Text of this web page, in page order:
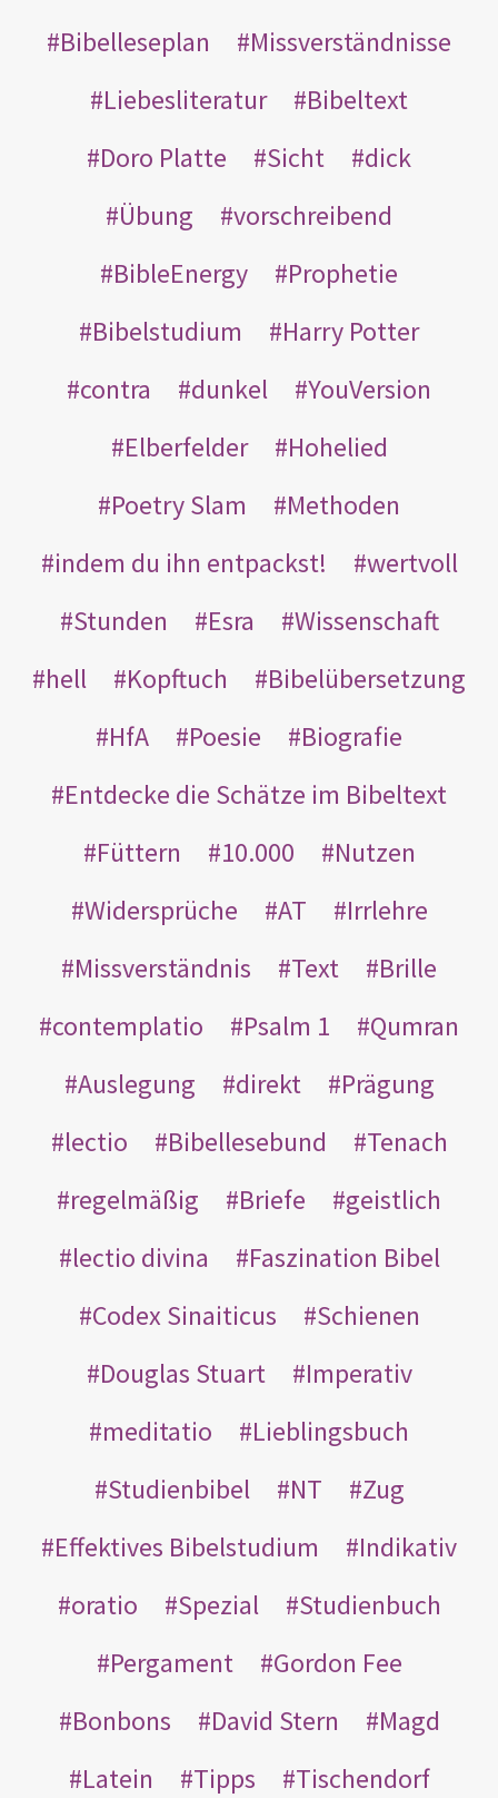
Bibelleseplan
Missverständnisse
Liebesliteratur
Bibeltext
Doro Platte
Sicht
dick
Übung
vorschreibend
BibleEnergy
Prophetie
Bibelstudium
Harry Potter
contra
dunkel
YouVersion
Elberfelder
Hohelied
Poetry Slam
Methoden
indem du ihn entpackst!
wertvoll
Stunden
Esra
Wissenschaft
hell
Kopftuch
Bibelübersetzung
HfA
Poesie
Biografie
Entdecke die Schätze im Bibeltext
Füttern
10.000
Nutzen
Widersprüche
AT
Irrlehre
Missverständnis
Text
Brille
contemplatio
Psalm 1
Qumran
Auslegung
direkt
Prägung
lectio
Bibellesebund
Tenach
regelmäßig
Briefe
geistlich
lectio divina
Faszination Bibel
Codex Sinaiticus
Schienen
Douglas Stuart
Imperativ
meditatio
Lieblingsbuch
Studienbibel
NT
Zug
Effektives Bibelstudium
Indikativ
oratio
Spezial
Studienbuch
Pergament
Gordon Fee
Bonbons
David Stern
Magd
Latein
Tipps
Tischendorf